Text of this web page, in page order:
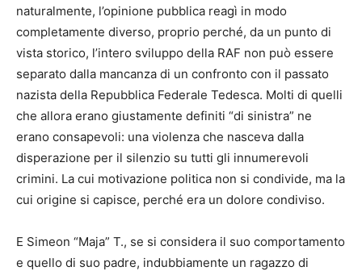
naturalmente, l’opinione pubblica reagì in modo
completamente diverso, proprio perché, da un punto di
vista storico, l’intero sviluppo della RAF non può essere
separato dalla mancanza di un confronto con il passato
nazista della Repubblica Federale Tedesca. Molti di quelli
che allora erano giustamente definiti “di sinistra” ne
erano consapevoli: una violenza che nasceva dalla
disperazione per il silenzio su tutti gli innumerevoli
crimini. La cui motivazione politica non si condivide, ma la
cui origine si capisce, perché era un dolore condiviso.
E Simeon “Maja” T., se si considera il suo comportamento
e quello di suo padre, indubbiamente un ragazzo di